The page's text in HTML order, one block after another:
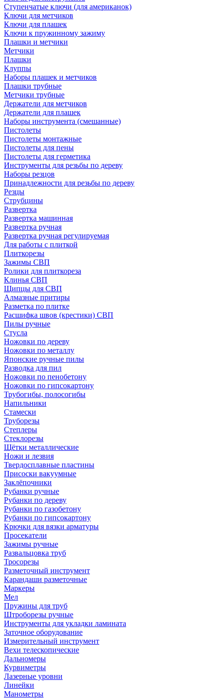
Ступенчатые ключи (для американок)
Ключи для метчиков
Ключи для плашек
Ключи к пружинному зажиму
Плашки и метчики
Метчики
Плашки
Клуппы
Наборы плашек и метчиков
Плашки трубные
Метчики трубные
Держатели для метчиков
Держатели для плашек
Наборы инструмента (смешанные)
Пистолеты
Пистолеты монтажные
Пистолеты для пены
Пистолеты для герметика
Инструменты для резьбы по дереву
Наборы резцов
Принадлежности для резьбы по дереву
Резцы
Струбцины
Развертка
Развертка машинная
Развертка ручная
Развертка ручная регулируемая
Для работы с плиткой
Плиткорезы
Зажимы СВП
Ролики для плиткореза
Клинья СВП
Щипцы для СВП
Алмазные притиры
Разметка по плитке
Расшифка швов (крестики) СВП
Пилы ручные
Стусла
Ножовки по дереву
Ножовки по металлу
Японские ручные пилы
Разводка для пил
Ножовки по пенобетону
Ножовки по гипсокартону
Трубогибы, полосогибы
Напильники
Стамески
Труборезы
Степлеры
Стеклорезы
Щётки металлические
Ножи и лезвия
Твердосплавные пластины
Присоски вакуумные
Заклёпочники
Рубанки ручные
Рубанки по дереву
Рубанки по газобетону
Рубанки по гипсокартону
Крючки для вязки арматуры
Просекатели
Зажимы ручные
Развальцовка труб
Тросорезы
Разметочный инструмент
Карандаши разметочные
Маркеры
Мел
Пружины для труб
Штроборезы ручные
Инструменты для укладки ламината
Заточное оборудование
Измерительный инструмент
Вехи телескопические
Дальномеры
Курвиметры
Лазерные уровни
Линейки
Манометры